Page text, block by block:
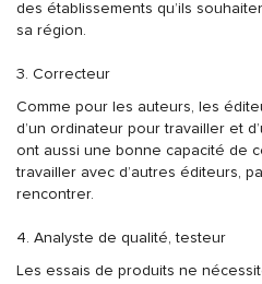
des établissements qu’ils
sa région.
3. Correcteur
Comme pour les auteurs, les
d’un ordinateur pour travailler et
ont aussi une bonne capacité de
travailler avec d’autres éditeurs,
rencontrer.
4. Analyste de qualité, testeur
Les essais de produits ne